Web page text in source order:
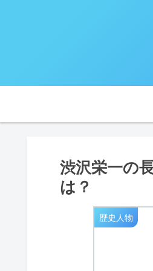
渋沢栄一の
は？
歴史人物